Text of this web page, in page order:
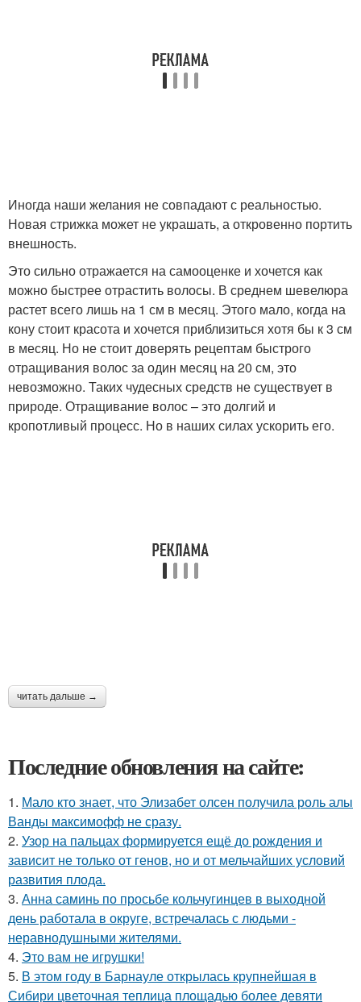
Иногда наши желания не совпадают с реальностью.
Новая стрижка может не украшать, а откровенно портить
внешность.
Это сильно отражается на самооценке и хочется как
можно быстрее отрастить волосы. В среднем шевелюра
растет всего лишь на 1 см в месяц. Этого мало, когда на
кону стоит красота и хочется приблизиться хотя бы к 3 см
в месяц. Но не стоит доверять рецептам быстрого
отращивания волос за один месяц на 20 см, это
невозможно. Таких чудесных средств не существует в
природе. Отращивание волос – это долгий и
кропотливый процесс. Но в наших силах ускорить его.
читать дальше →
Последние обновления на сайте:
1. Мало кто знает, что Элизабет олсен получила роль алы
Ванды максимофф не сразу.
2. Узор на пальцах формируется ещё до рождения и
зависит не только от генов, но и от мельчайших условий
развития плода.
3. Анна саминь по просьбе кольчугинцев в выходной
день работала в округе, встречалась с людьми -
неравнодушными жителями.
4. Это вам не игрушки!
5. В этом году в Барнауле открылась крупнейшая в
Сибири цветочная теплица площадью более девяти